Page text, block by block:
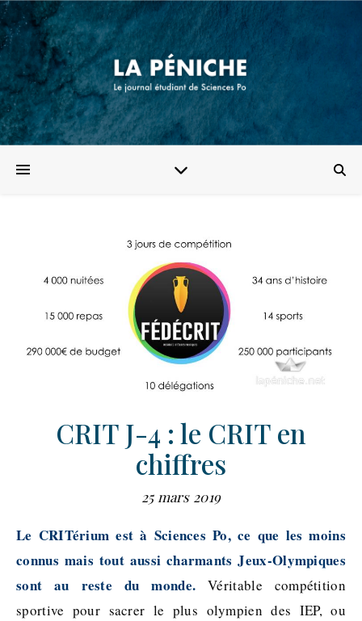
CRIT J-4 : le CRIT en
chiffres
25 mars 2019
Le CRITérium est à Sciences Po, ce que les moins
connus mais tout aussi charmants Jeux-Olympiques
sont au reste du monde.Véritable compétition
sportive pour sacrer le plus olympien des IEP, ou